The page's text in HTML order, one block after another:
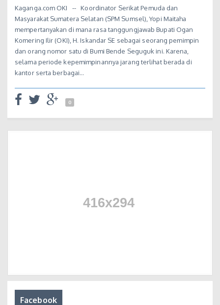
Kaganga.com OKI -- Koordinator Serikat Pemuda dan
Masyarakat Sumatera Selatan (SPM Sumsel), Yopi Maitaha
mempertanyakan di mana rasa tanggungjawab Bupati Ogan
Komering Ilir (OKI), H. Iskandar SE sebagai seorang pemimpin
dan orang nomor satu di Bumi Bende Seguguk ini. Karena,
selama periode kepemimpinannya jarang terlihat berada di
kantor serta berbagai…
0
Facebook